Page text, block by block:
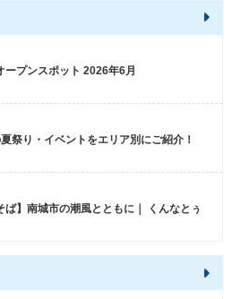
ープンスポット 2026年6月
祭り・イベントをエリア別にご紹介！
ば】南城市の潮風とともに｜ くんなとぅ